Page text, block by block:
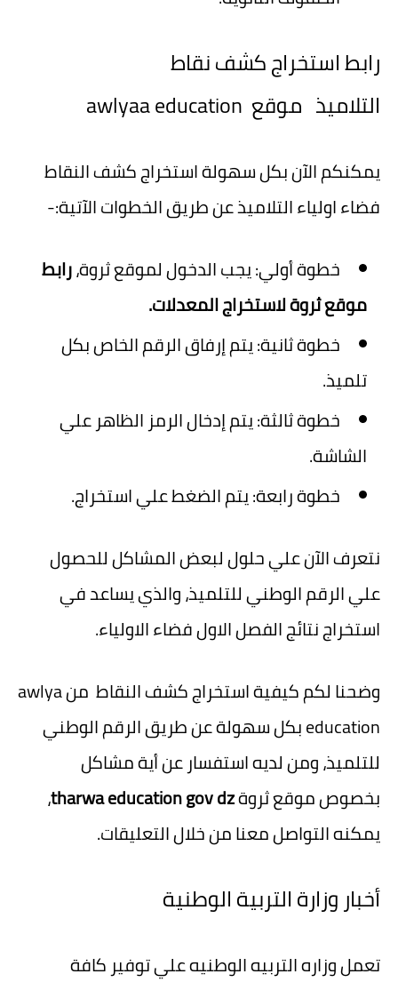
رابط استخراج كشف نقاط
التلاميذ موقع awlyaa education
يمكنكم الآن بكل سهولة استخراج كشف النقاط
فضاء اولياء التلاميذ عن طريق الخطوات الآتية:-
خطوة أولي: يجب الدخول لموقع ثروة،رابط
موقع ثروة لاستخراج المعدلات.
خطوة ثانية: يتم إرفاق الرقم الخاص بكل
تلميذ.
خطوة ثالثة: يتم إدخال الرمز الظاهر علي
الشاشة.
خطوة رابعة: يتم الضغط علي استخراج.
نتعرف الآن علي حلول لبعض المشاكل للحصول
علي الرقم الوطني للتلميذ، والذي يساعد في
استخراج نتائج الفصل الاول فضاء الاولياء.
وضحنا لكم كيفية استخراج كشف النقاط من awlya
education بكل سهولة عن طريق الرقم الوطني
للتلميذ، ومن لديه استفسار عن أية مشاكل
بخصوص موقع ثروةtharwa education gov dz،
يمكنه التواصل معنا من خلال التعليقات.
أخبار وزارة التربية الوطنية
تعمل وزاره التربيه الوطنيه علي توفير كافة